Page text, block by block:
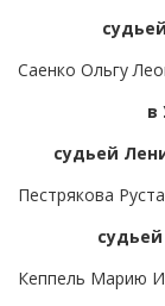
Саенко Ольгу
в
судьей
Пестрякова
Кеппель Марию